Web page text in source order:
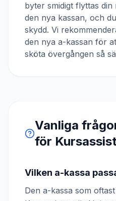
byter smidigt flyttas din
den nya kassan, och
skydd. Vi
den nya a-kassan för
sköta övergången så
Vanliga
för
Vilken a-kassa
Den a-kassa som